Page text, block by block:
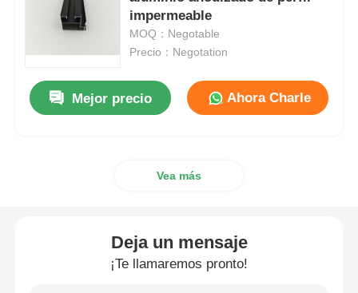
Perfiles de la ventana de aluminio
Perfiles de Puertas de Aluminio
Perfiles de ventana abatible
impermeable
MOQ：Negotable
Precio：Negotation
Mejor precio Ahora Charle
Vea más
Deja un mensaje
¡Te llamaremos pronto!